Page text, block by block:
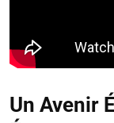
Un Avenir